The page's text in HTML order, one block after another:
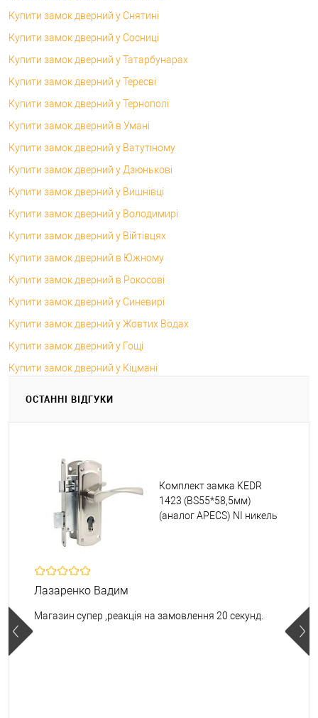
Купити замок дверний у Снятині
Купити замок дверний у Сосниці
Купити замок дверний у Татарбунарах
Купити замок дверний у Тересві
Купити замок дверний у Тернополі
Купити замок дверний в Умані
Купити замок дверний у Ватутіному
Купити замок дверний у Дзюнькові
Купити замок дверний у Вишнівці
Купити замок дверний у Володимирі
Купити замок дверний у Війтівцях
Купити замок дверний в Южному
Купити замок дверний в Рокосові
Купити замок дверний у Синевирі
Купити замок дверний у Жовтих Водах
Купити замок дверний у Гощі
Купити замок дверний у Кіцмані
ОСТАННІ ВІДГУКИ
Комплект замка KEDR
1423 (BS55*58,5мм)
(аналог APECS) NI никель
Лазаренко Вадим
Магазин супер ,реакція на замовлення 20 секунд.